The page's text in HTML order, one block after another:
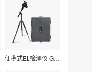
便携式EL检测仪 G50